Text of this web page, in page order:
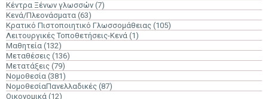
Κέντρα Ξένων γλωσσών (7)
Κενά/Πλεονάσματα (63)
Κρατικό Πιστοποιητικό Γλωσσομάθειας (105)
Λειτουργικές Τοποθετήσεις-Κενά (1)
Μαθητεία (132)
Μεταθέσεις (136)
Μετατάξεις (79)
Νομοθεσία (381)
ΝομοθεσίαΠανελλαδικές (87)
Οικονομικά (12)